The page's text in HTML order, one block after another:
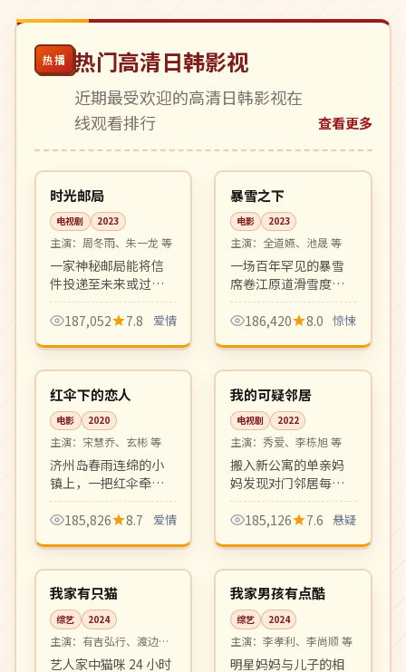
热播 热门高清日韩影视
近期最受欢迎的高清日韩影视在
线观看排行
查看更多
中国
完结 24:47
时光邮局
电视剧 2023
主演： 周冬雨、朱一龙 等
一家神秘邮局能将信
件投递至未来或过
去，三段跨越时空的
爱情在其中交织。新
画面唯美。
187,052 7.8 爱情
韩国
院线 99:15
暴雪之下
电影 2023
主演： 全道嬿、池晟 等
一场百年罕见的暴雪
席卷江原道滑雪度假
村，被困游客陆续离
奇死亡，求生与人性
十度展开。氛围密闭
压抑。
186,420 8.0 惊悚
韩国
高分 99:47
红伞下的恋人
电影 2020
主演： 宋慧乔、玄彬 等
济州岛春雨连绵的小
镇上，一把红伞牵起
了两段错位的人生。
怀旧氛围浓郁，配乐
185,826 8.7 爱情
韩国
完结 12:32
我的可疑邻居
电视剧 2022
主演： 秀爱、李栋旭 等
搬入新公寓的单亲妈
妈发现对门邻居每晚
同一时刻都会有诡异
响动。一段日常生活
主妇视角的高质量推
理剧。
185,126 7.6 悬疑
日本
热播 16:50
我家有只猫
综艺 2024
主演： 有吉弘行、渡边直
美 等
艺人家中猫咪 24 小时
韩国
热播 06:29
我家男孩有点酷
综艺 2024
主演： 李孝利、李尚顺 等
明星妈妈与儿子的相